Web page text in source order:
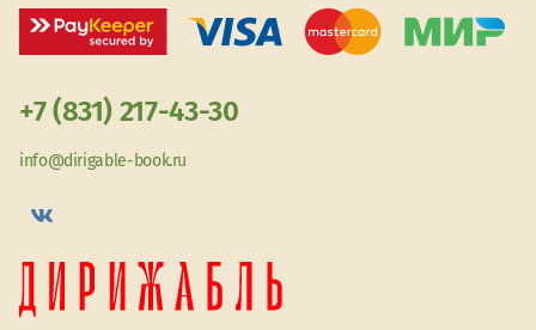
+7 (831) 217-43-30
info@dirigable-book.ru